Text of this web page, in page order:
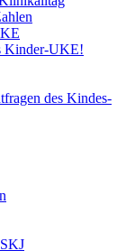
Kinder-UKE!
des Kindes-